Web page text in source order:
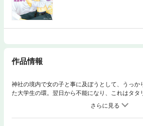
作品情報
神社の境内で女の子と事に及ぼうとして、うっか
た大学生の環。翌日から不能になり、これはタタ
友人で神社の息子の長谷川が触れると何故か反応